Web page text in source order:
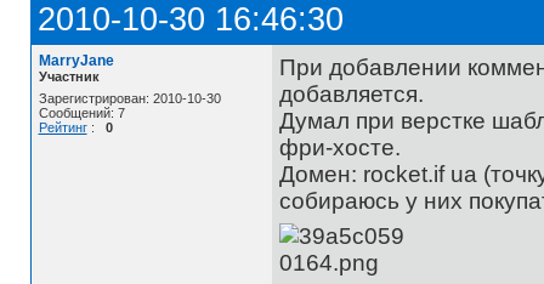
2010-10-30 16:46:30
MarryJane
Участник
Зарегистрирован: 2010-10-30
Сообщений: 7
Рейтинг: 0
При добавлении
добавляется.
Думал при верстке
фри-хосте.
Домен: rocket.if ua
собираюсь у них